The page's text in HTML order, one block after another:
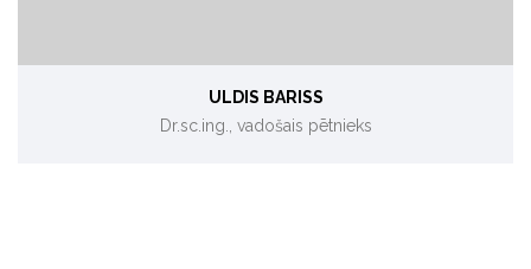
ULDIS BARISS
Dr.sc.ing., vadošais pētnieks